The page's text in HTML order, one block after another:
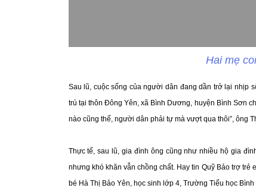
Hai mẹ
Sau lũ, cuộc sống của người dân đang dần trở lại nhịp
trú tại thôn Đông Yên, xã Bình Dương, huyện Bình Sơn
nào cũng thế, người dân phải tự mà vượt qua thôi”, ông
Thực tế, sau lũ, gia đình ông cũng như nhiều hộ gia
nhưng khó khăn vẫn chồng chất. Hay tin Quỹ Bảo trợ
bé Hà Thị Bảo Yên, học sinh lớp 4, Trường Tiểu học